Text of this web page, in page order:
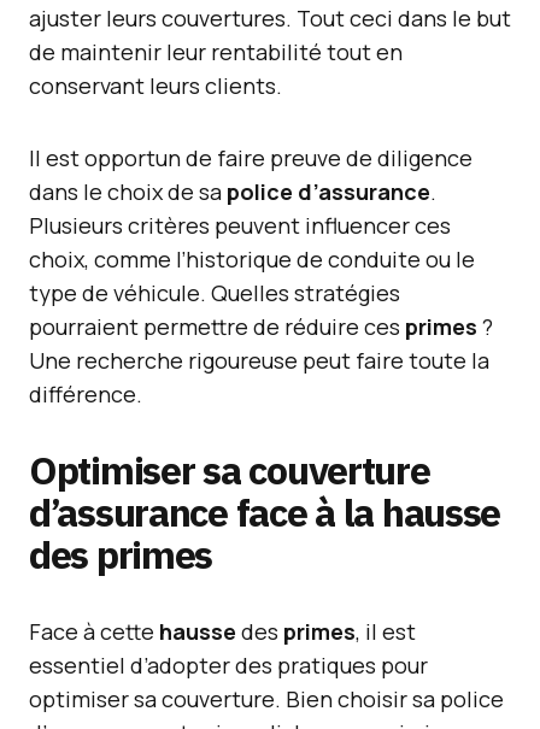
ajuster leurs couvertures. Tout ceci dans le but
de maintenir leur rentabilité tout en
conservant leurs clients.
Il est opportun de faire preuve de diligence
dans le choix de sa police d’assurance.
Plusieurs critères peuvent influencer ces
choix, comme l’historique de conduite ou le
type de véhicule. Quelles stratégies
pourraient permettre de réduire ces primes ?
Une recherche rigoureuse peut faire toute la
différence.
Optimiser sa couverture
d’assurance face à la hausse
des primes
Face à cette hausse des primes, il est
essentiel d’adopter des pratiques pour
optimiser sa couverture. Bien choisir sa police